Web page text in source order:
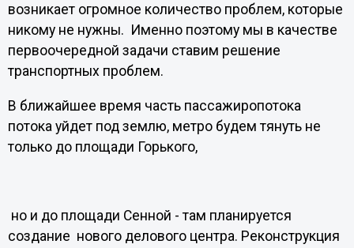
возникает огромное количество проблем, которые
никому не нужны. Именно поэтому мы в качестве
первоочередной задачи ставим решение
транспортных проблем.
В ближайшее время часть пассажиропотока
потока уйдет под землю, метро будем тянуть не
только до площади Горького,
но и до площади Сенной - там планируется
создание нового делового центра. Реконструкция